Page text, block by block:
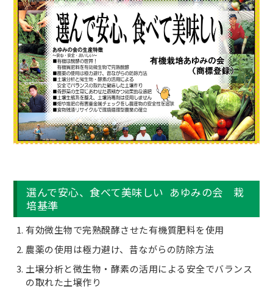
選んで安心、食べて美味しい あゆみの会 栽
培基準
有効微生物で完熟醗酵させた有機質肥料を使用
農薬の使用は極力避け、昔ながらの防除方法
土壌分析と微生物・酵素の活用による安全でバランス
の取れた土壌作り